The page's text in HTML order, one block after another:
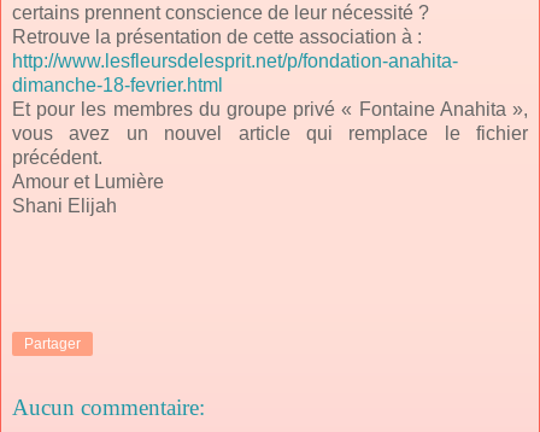
certains prennent conscience de leur nécessité ?
Retrouve la présentation de cette association à :
http://www.lesfleursdelesprit.net/p/fondation-anahita-
dimanche-18-fevrier.html
Et pour les membres du groupe privé « Fontaine Anahita »,
vous avez un nouvel article qui remplace le fichier
précédent.
Amour et Lumière
Shani Elijah
Partager
Aucun commentaire: